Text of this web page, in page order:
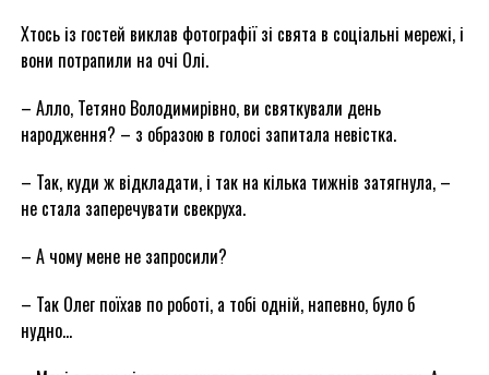
Хтось із гостей виклав фотографії зі свята в соціальні мережі, і
вони потрапили на очі Олі.
– Алло, Тетяно Володимирівно, ви святкували день
народження? – з образою в голосі запитала невістка.
– Так, куди ж відкладати, і так на кілька тижнів затягнула, –
не стала заперечувати свекруха.
– А чому мене не запросили?
– Так Олег поїхав по роботі, а тобі одній, напевно, було б
нудно…